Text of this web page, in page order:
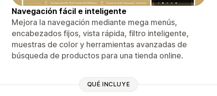
Navegación fácil e inteligente
Mejora la navegación mediante mega menús,
encabezados fijos, vista rápida, filtro inteligente,
muestras de color y herramientas avanzadas de
búsqueda de productos para una tienda online.
QUÉ INCLUYE